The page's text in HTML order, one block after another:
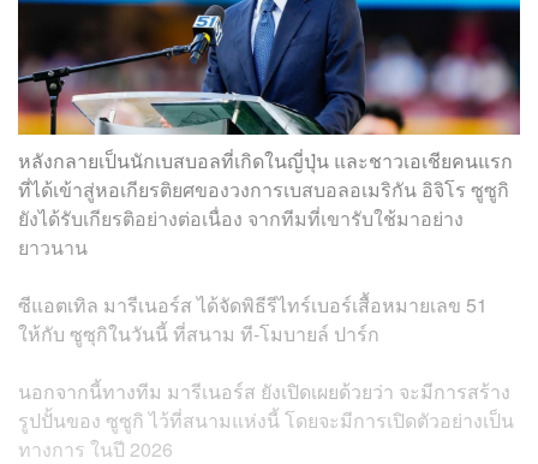
หลังกลายเป็นนักเบสบอลที่เกิดในญี่ปุ่น และชาวเอเชียคนแรก
ที่ได้เข้าสู่หอเกียรติยศของวงการเบสบอลอเมริกัน อิจิโร ซูซูกิ
ยังได้รับเกียรติอย่างต่อเนื่อง จากทีมที่เขารับใช้มาอย่าง
ยาวนาน
ซีแอตเทิล มารีเนอร์ส ได้จัดพิธีรีไทร์เบอร์เสื้อหมายเลข 51
ให้กับ ซูซุกิในวันนี้ ที่สนาม ที-โมบายล์ ปาร์ก
นอกจากนี้ทางทีม มารีเนอร์ส ยังเปิดเผยด้วยว่า จะมีการสร้าง
รูปปั้นของ ซูซูกิ ไว้ที่สนามแห่งนี้ โดยจะมีการเปิดตัวอย่างเป็น
ทางการ ในปี 2026